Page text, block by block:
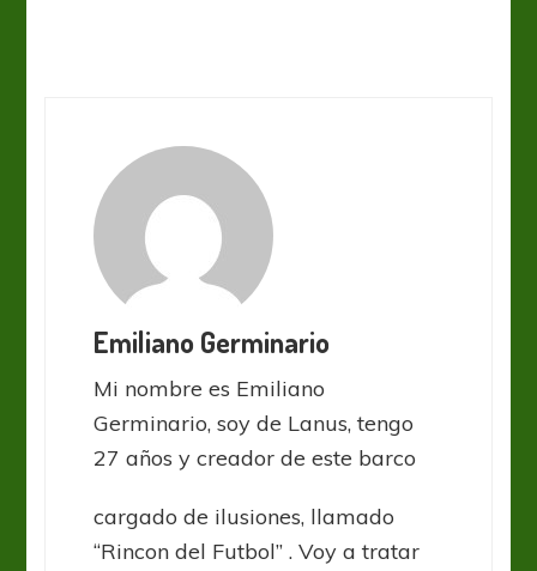
Emiliano Germinario
Mi nombre es Emiliano
Germinario, soy de Lanus, tengo
27 años y creador de este barco
cargado de ilusiones, llamado
“Rincon del Futbol” . Voy a tratar